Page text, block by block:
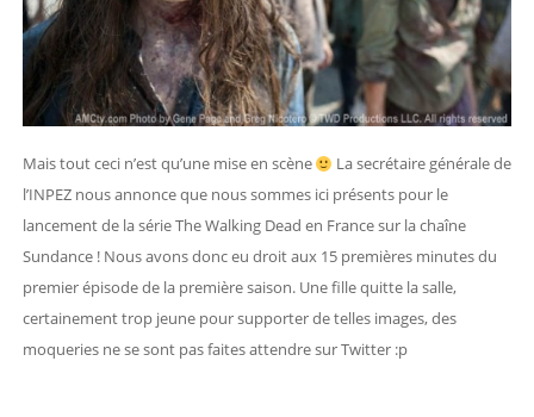
Mais tout ceci n’est qu’une mise en scène
La secrétaire générale de
l’INPEZ nous annonce que nous sommes ici présents pour le
lancement de la série The Walking Dead en France sur la chaîne
Sundance ! Nous avons donc eu droit aux 15 premières minutes du
premier épisode de la première saison. Une fille quitte la salle,
certainement trop jeune pour supporter de telles images, des
moqueries ne se sont pas faites attendre sur Twitter :p